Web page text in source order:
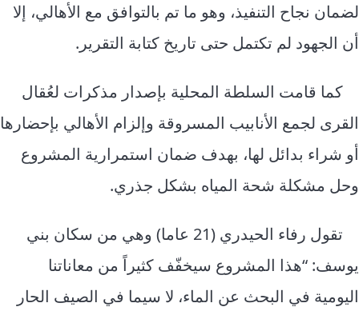
لضمان نجاح التنفيذ، وهو ما تم بالتوافق مع الأهالي، إلا
أن الجهود لم تكتمل حتى تاريخ كتابة التقرير.
كما قامت السلطة المحلية بإصدار مذكرات لعُقال
القرى لجمع الأنابيب المسروقة وإلزام الأهالي بإحضارها
أو شراء بدائل لها، بهدف ضمان استمرارية المشروع
وحل مشكلة شحة المياه بشكل جذري.
تقول رفاء الحيدري (21 عاما) وهي من سكان بني
يوسف: “هذا المشروع سيخفّف كثيراً من معاناتنا
اليومية في البحث عن الماء، لا سيما في الصيف الحار